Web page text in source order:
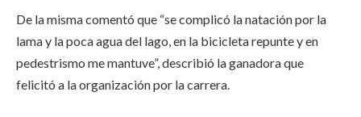
De la misma comentó que “se complicó la natación por la
lama y la poca agua del lago, en la bicicleta repunte y en
pedestrismo me mantuve”, describió la ganadora que
felicitó a la organización por la carrera.